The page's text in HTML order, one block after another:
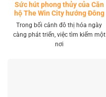
Sức hút phong thủy của Căn
hộ The Win City hướng Đông
Nam
Trong bối cảnh đô thị hóa ngày
càng phát triển, việc tìm kiếm một
nơi